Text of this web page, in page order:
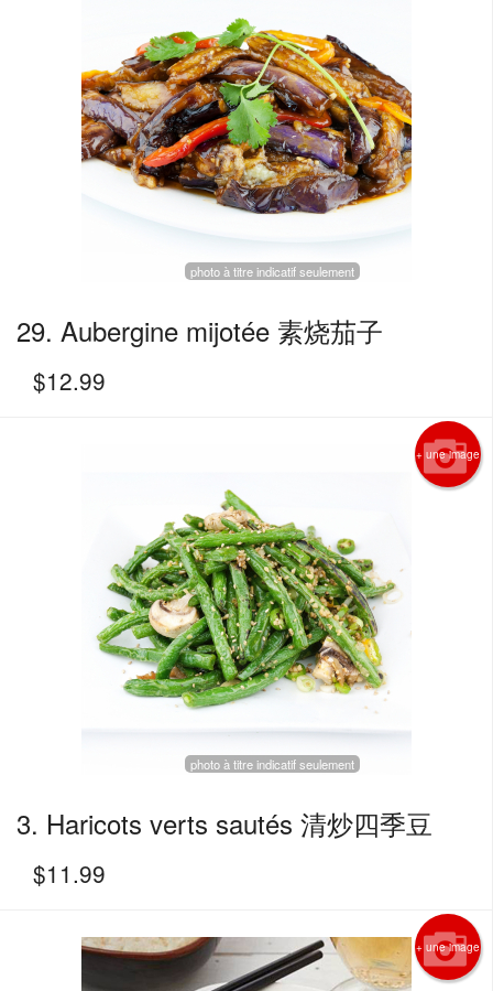
photo à titre indicatif seulement
29. Aubergine mijotée 素烧茄子
$12.99
+ une image
photo à titre indicatif seulement
3. Haricots verts sautés 清炒四季豆
$11.99
+ une image